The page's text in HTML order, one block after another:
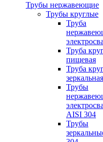
Трубы нержавеющие
Трубы круглые
Труба
Труба
пищевая
Труба
зеркальная
Трубы
AISI 304
Трубы